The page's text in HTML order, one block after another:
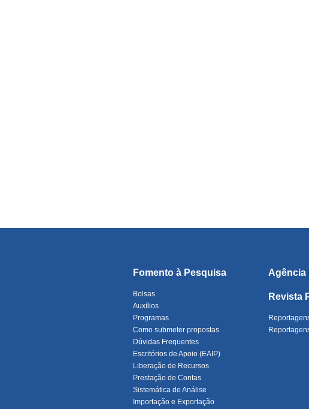
Fomento à Pesquisa
Bolsas
Auxílios
Programas
Como submeter propostas
Dúvidas Frequentes
Escritórios de Apoio (EAIP)
Liberação de Recursos
Prestação de Contas
Sistemática de Análise
Importação e Exportação
Agência
Revista